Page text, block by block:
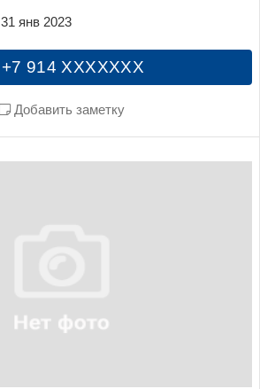
+7 914 XXXXXXX
Добавить заметку
31 янв 2023